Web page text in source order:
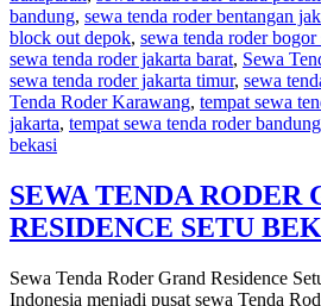
bandung, sewa tenda roder bentangan
block out depok, sewa tenda roder
sewa tenda roder jakarta barat, Sewa
sewa tenda roder jakarta timur, sewa
Tenda Roder Karawang, tempat sewa
jakarta, tempat sewa tenda roder bandung
bekasi
SEWA TENDA RODER
RESIDENCE SETU
Sewa Tenda Roder Grand Residence
Indonesia menjadi pusat sewa Tenda